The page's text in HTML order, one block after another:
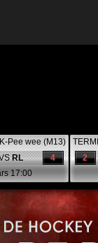
Pee wee (M13)
4
RL
17:00
2